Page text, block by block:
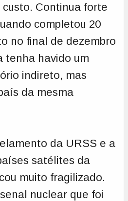
Continua forte
completou 20
no final de dezembro
tenha havido um
indireto, mas
da mesma
da URSS e a
satélites da
muito fragilizado.
nuclear que foi